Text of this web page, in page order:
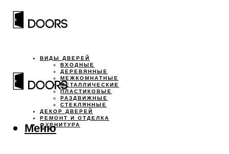
ВИДЫ ДВЕРЕЙ
ВХОДНЫЕ
ДЕРЕВЯННЫЕ
МЕЖКОМНАТНЫЕ
МЕТАЛЛИЧЕСКИЕ
ПЛАСТИКОВЫЕ
РАЗДВИЖНЫЕ
СТЕКЛЯННЫЕ
ДЕКОР ДВЕРЕЙ
РЕМОНТ И ОТДЕЛКА
ФУРНИТУРА
Меню